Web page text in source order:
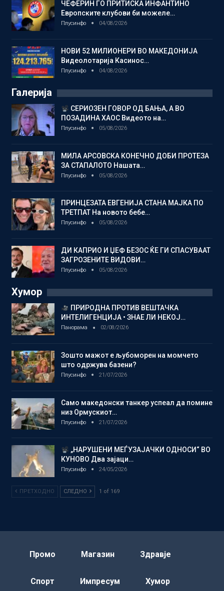
ЧЕФЕРИН ГО ПРИТИСКА ИНФАНТИНО
Европските клубови би можеле…
Плусинфо 04/08/2026
НОВИ 52 МИЛИОНЕРИ ВО МАКЕДОНИЈА
Видеолотарија Касинос…
Плусинфо 04/08/2026
Галерија
СЕРИОЗЕН ГОВОР ОД БАЊА, А ВО
ПОЗАДИНА ХАОС Видеото на…
Плусинфо 05/08/2026
МИЛА АРСОВСКА КОНЕЧНО ДОБИ ПРОТЕЗА
ЗА СТАПАЛОТО Нашата…
Плусинфо 05/08/2026
ПРИНЦЕЗАТА ЕВГЕНИЈА СТАНА МАЈКА ПО
ТРЕТПАТ На новото бебе…
Плусинфо 05/08/2026
ДИ КАПРИО И ЏЕФ БЕЗОС ЌЕ ГИ СПАСУВААТ
ЗАГРОЗЕНИТЕ ВИДОВИ…
Плусинфо 05/08/2026
Хумор
ПРИРОДНА ПРОТИВ ВЕШТАЧКА
ИНТЕЛИГЕНЦИЈА • ЗНАЕ ЛИ НЕКОЈ…
Панорама 02/08/2026
Зошто мажот е љубоморен на момчето
што одржува базени?
Плусинфо 21/07/2026
Само македонски танкер успеал да помине
низ Ормускиот…
Плусинфо 21/07/2026
„НАРУШЕНИ МЕЃУЗАЈАЧКИ ОДНОСИ“ ВО
КУНОВО Два зајаци…
Плусинфо 24/05/2026
ПРЕТХОДНО СЛЕДНО 1 of 169
Промо Магазин Здравје
Спорт Импресум Хумор